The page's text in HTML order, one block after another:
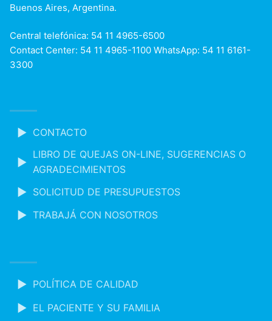
Buenos Aires, Argentina.
Central telefónica: 54 11 4965-6500
Contact Center: 54 11 4965-1100 WhatsApp: 54 11 6161-
3300
CONTACTO
LIBRO DE QUEJAS ON-LINE, SUGERENCIAS O
AGRADECIMIENTOS
SOLICITUD DE PRESUPUESTOS
TRABAJÁ CON NOSOTROS
POLÍTICA DE CALIDAD
EL PACIENTE Y SU FAMILIA